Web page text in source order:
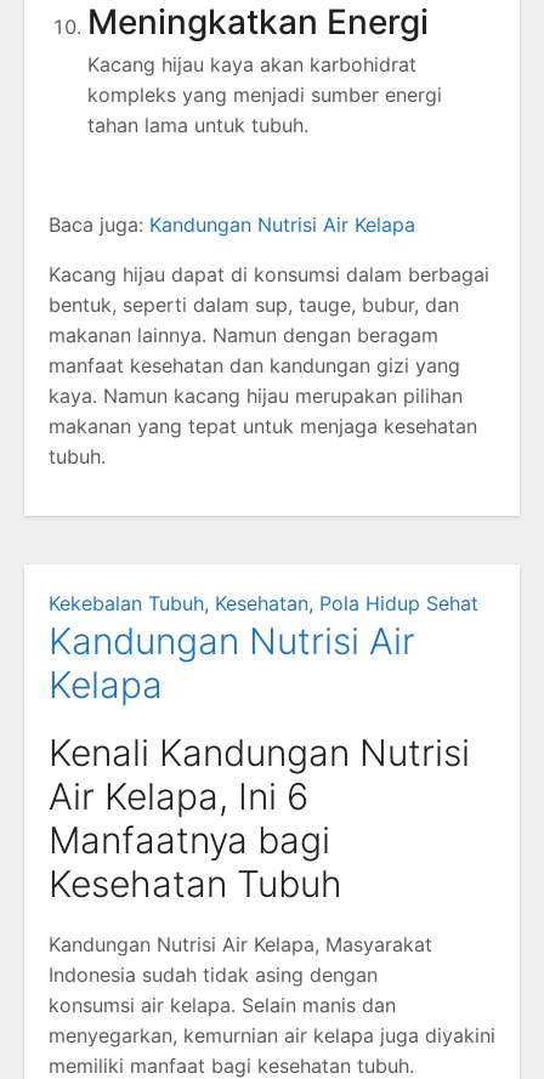
Meningkatkan Energi
Kacang hijau kaya akan karbohidrat
kompleks yang menjadi sumber energi
tahan lama untuk tubuh.
Baca juga: Kandungan Nutrisi Air Kelapa
Kacang hijau dapat di konsumsi dalam berbagai
bentuk, seperti dalam sup, tauge, bubur, dan
makanan lainnya. Namun dengan beragam
manfaat kesehatan dan kandungan gizi yang
kaya. Namun kacang hijau merupakan pilihan
makanan yang tepat untuk menjaga kesehatan
tubuh.
Kekebalan Tubuh, Kesehatan, Pola Hidup Sehat
Kandungan Nutrisi Air
Kelapa
Kenali Kandungan Nutrisi
Air Kelapa, Ini 6
Manfaatnya bagi
Kesehatan Tubuh
Kandungan Nutrisi Air Kelapa, Masyarakat
Indonesia sudah tidak asing dengan
konsumsi air kelapa. Selain manis dan
menyegarkan, kemurnian air kelapa juga diyakini
memiliki manfaat bagi kesehatan tubuh.